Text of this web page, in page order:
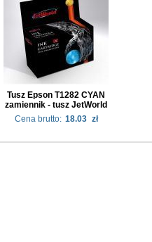
Tusz Epson T1282 CYAN
zamiennik - tusz JetWorld
Cena brutto: 18.03 zł